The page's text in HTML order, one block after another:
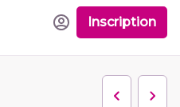
Inscription